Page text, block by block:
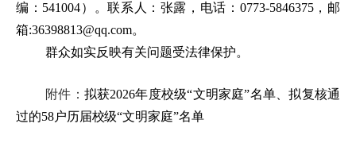
编： 541004）。联系人：张露，电话：0773-5846375，邮
箱:36398813@qq.com。
群众如实反映有关问题受法律保护。
附件： 拟获2026年度校级“文明家庭”名单、拟复核通
过的58户历届校级“文明家庭”名单